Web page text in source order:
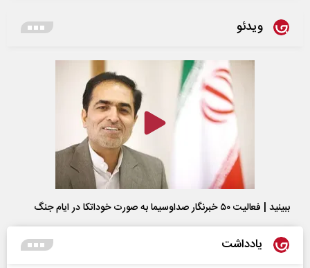
ویدئو
ببینید | فعالیت ۵۰ خبرنگار صداوسیما به صورت خوداتکا در ایام جنگ
یادداشت